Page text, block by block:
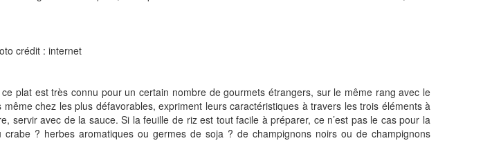
crédit : internet
plat est très connu pour un certain nombre de gourmets étrangers, sur le même rang avec le
chez les plus défavorables, expriment leurs caractéristiques à travers les trois éléments à
servir avec de la sauce. Si la feuille de riz est tout facile à préparer, ce n’est pas le cas pour la
? herbes aromatiques ou germes de soja ? de champignons noirs ou de champignons